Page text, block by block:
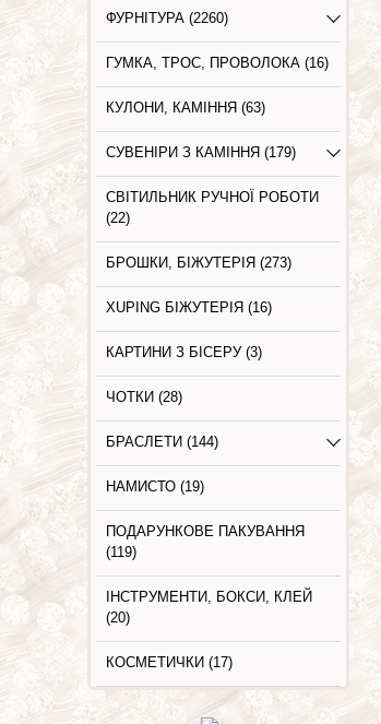
ФУРНІТУРА (2260)
ГУМКА, ТРОС, ПРОВОЛОКА (16)
КУЛОНИ, КАМІННЯ (63)
СУВЕНІРИ З КАМІННЯ (179)
СВІТИЛЬНИК РУЧНОЇ РОБОТИ
(22)
БРОШКИ, БІЖУТЕРІЯ (273)
XUPING БІЖУТЕРІЯ (16)
КАРТИНИ З БIСЕРУ (3)
ЧОТКИ (28)
БРАСЛЕТИ (144)
НАМИСТО (19)
ПОДАРУНКОВЕ ПАКУВАННЯ
(119)
ІНСТРУМЕНТИ, БОКСИ, КЛЕЙ
(20)
КОСМЕТИЧКИ (17)